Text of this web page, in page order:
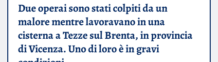
Due operai sono stati colpiti da un
malore mentre lavoravano in una
cisterna a Tezze sul Brenta, in provincia
di Vicenza. Uno di loro è in gravi